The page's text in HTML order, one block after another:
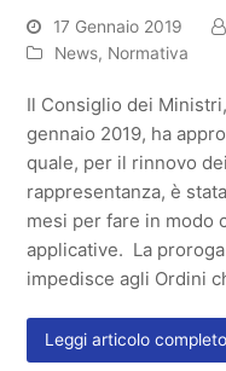
17 Gennaio 2019
News, Normativa
Il Consiglio dei
gennaio 2019, ha
quale, per il rinnovo
rappresentanza, è
mesi per fare in modo
applicative. La
impedisce agli Ordini
Leggi articolo completo